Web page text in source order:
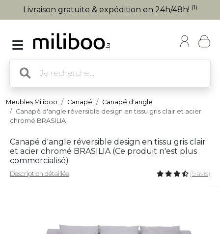
Livraison gratuite & expédition en 24h/48h! (1)
Meubles Miliboo Canapé
Canapé d'angle
Canapé d'angle réversible design en tissu gris clair et acier
chromé BRASILIA
Canapé d'angle réversible design en tissu gris clair
et acier chromé BRASILIA (Ce produit n'est plus
commercialisé)
Description détaillée (9 avis)